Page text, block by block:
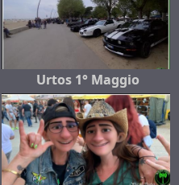
Urtos 1° Maggio